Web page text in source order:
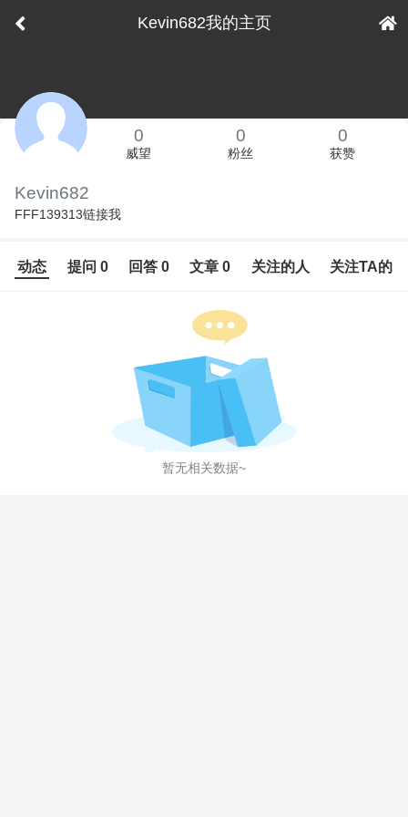
Kevin682我的主页
下拉刷新
0
威望
0
粉丝
0
获赞
Kevin682
FFF139313链接我
动态 提问 0 回答 0 文章 0 关注的人 关注TA的
暂无相关数据~